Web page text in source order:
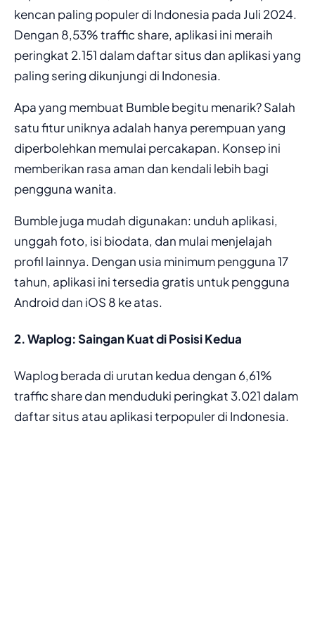
kencan paling populer di Indonesia pada Juli 2024.
Dengan 8,53% traffic share, aplikasi ini meraih
peringkat 2.151 dalam daftar situs dan aplikasi yang
paling sering dikunjungi di Indonesia.
Apa yang membuat Bumble begitu menarik? Salah
satu fitur uniknya adalah hanya perempuan yang
diperbolehkan memulai percakapan. Konsep ini
memberikan rasa aman dan kendali lebih bagi
pengguna wanita.
Bumble juga mudah digunakan: unduh aplikasi,
unggah foto, isi biodata, dan mulai menjelajah
profil lainnya. Dengan usia minimum pengguna 17
tahun, aplikasi ini tersedia gratis untuk pengguna
Android dan iOS 8 ke atas.
2. Waplog: Saingan Kuat di Posisi Kedua
Waplog berada di urutan kedua dengan 6,61%
traffic share dan menduduki peringkat 3.021 dalam
daftar situs atau aplikasi terpopuler di Indonesia.